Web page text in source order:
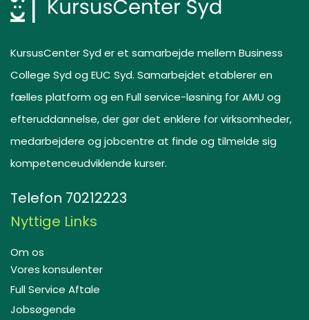
KursusCenter Syd er et samarbejde mellem Business
College Syd og EUC Syd. Samarbejdet etablerer en
fælles platform og en Full service-løsning for AMU og
efteruddannelse, der gør det enklere for virksomheder,
medarbejdere og jobcentre at finde og tilmelde sig
kompetenceudviklende kurser.
Telefon 70212223
Nyttige Links
Om os
Vores konsulenter
Full Service Aftale
Jobsøgende